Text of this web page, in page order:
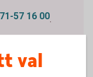
57 16 00.
val